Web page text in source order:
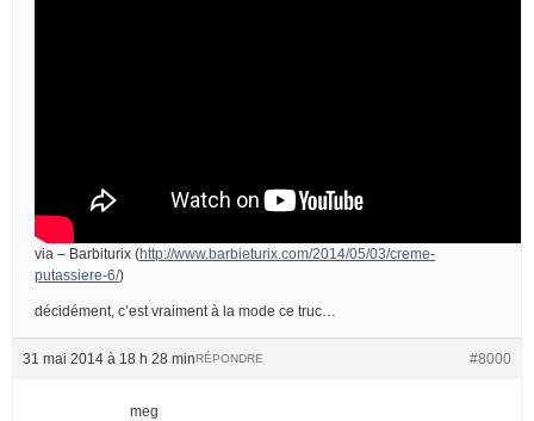
via – Barbiturix (http://www.barbieturix.com/2014/05/03/creme-
putassiere-6/)
décidément, c’est vraiment à la mode ce truc…
31 mai 2014 à 18 h 28 min #8000
RÉPONDRE
meg